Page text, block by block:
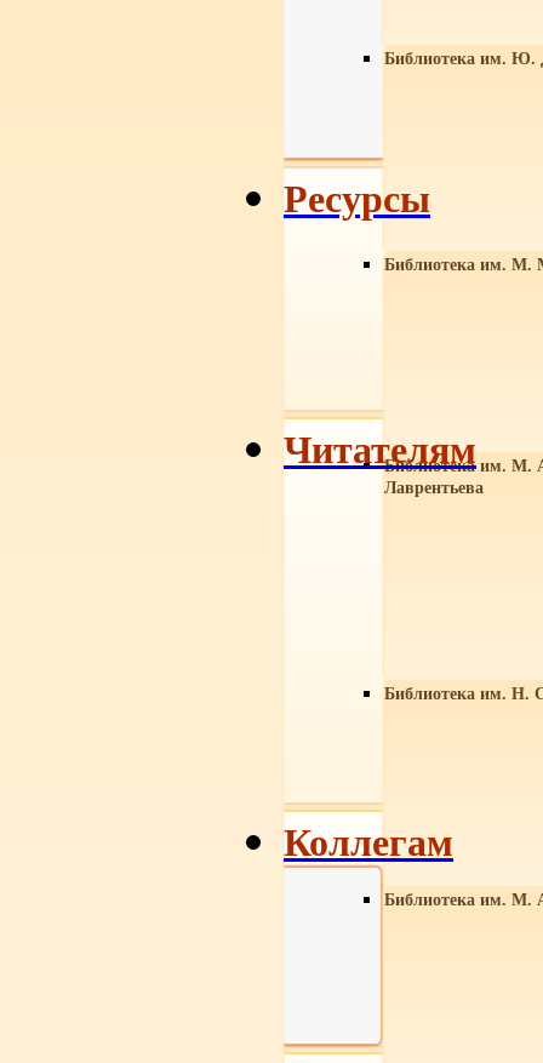
Библиотека им. Ю.
Библиотека им. М.
Библиотека им. М.
Лаврентьева
Библиотека им. Н.
Библиотека им. М.
Ресурсы
Читателям
Коллегам